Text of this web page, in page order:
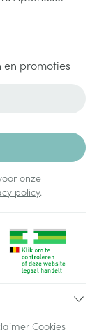
promoties
onze
policy.
Cookies